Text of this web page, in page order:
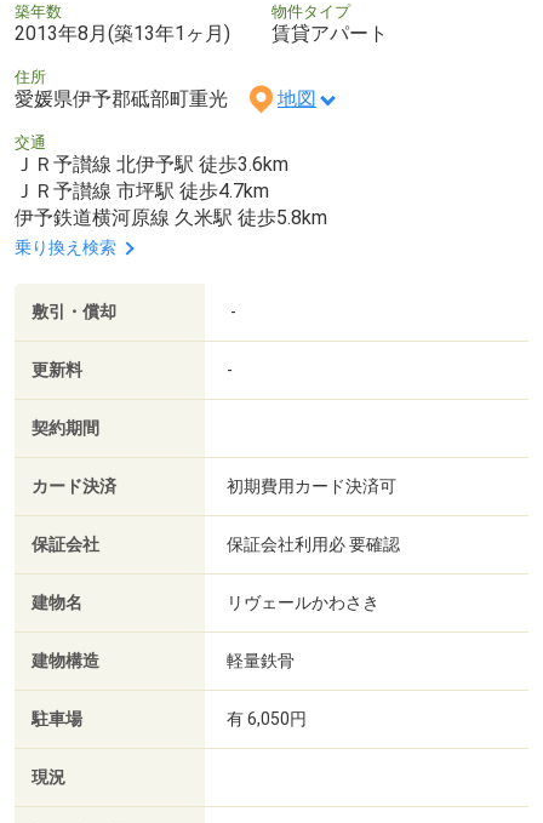
築年数
2013年8月(築13年1ヶ月)
物件タイプ
賃貸アパート
住所
愛媛県伊予郡砥部町重光 地図
交通
ＪＲ予讃線 北伊予駅 徒歩3.6km
ＪＲ予讃線 市坪駅 徒歩4.7km
伊予鉄道横河原線 久米駅 徒歩5.8km
乗り換え検索
敷引・償却 -
更新料 -
契約期間
カード決済 初期費用カード決済可
保証会社 保証会社利用必 要確認
建物名 リヴェールかわさき
建物構造 軽量鉄骨
駐車場 有 6,050円
現況